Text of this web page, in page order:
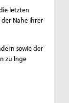
letzten
der Nähe ihrer
sowie der
zu Inge